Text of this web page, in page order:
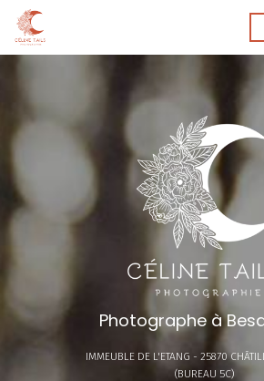
Aller
contenu
Photographe à
IMMEUBLE DE L'ETANG - 25870
(BUREAU 5C)